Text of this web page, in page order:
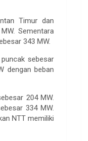
Timur dan
Sementara
343 MW.
sebesar
dengan beban
204 MW.
334 MW.
NTT memiliki